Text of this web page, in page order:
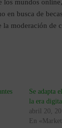
los mundos
en busca de
moderación de
Se adapta
la era digital
abril 20,
En